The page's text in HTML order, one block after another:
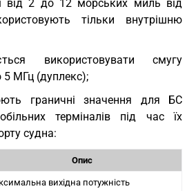
від 2 до 12 морських миль від
тільки внутрішню
використовувати смугу
МГц (дуплекс);
граничні значення для БС
терміналів під час їх
судна:
Опис
вихідна потужність